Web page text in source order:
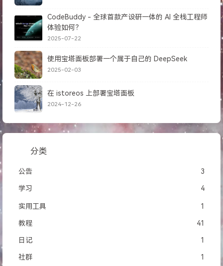
CodeBuddy - 全球首款产设研一体的 AI 全栈工程师
体验如何？
2025-07-22
使用宝塔面板部署一个属于自己的 DeepSeek
2025-02-03
在 istoreos 上部署宝塔面板
2024-12-26
分类
公告 3
学习 4
实用工具 1
教程 41
日记 1
社群 1